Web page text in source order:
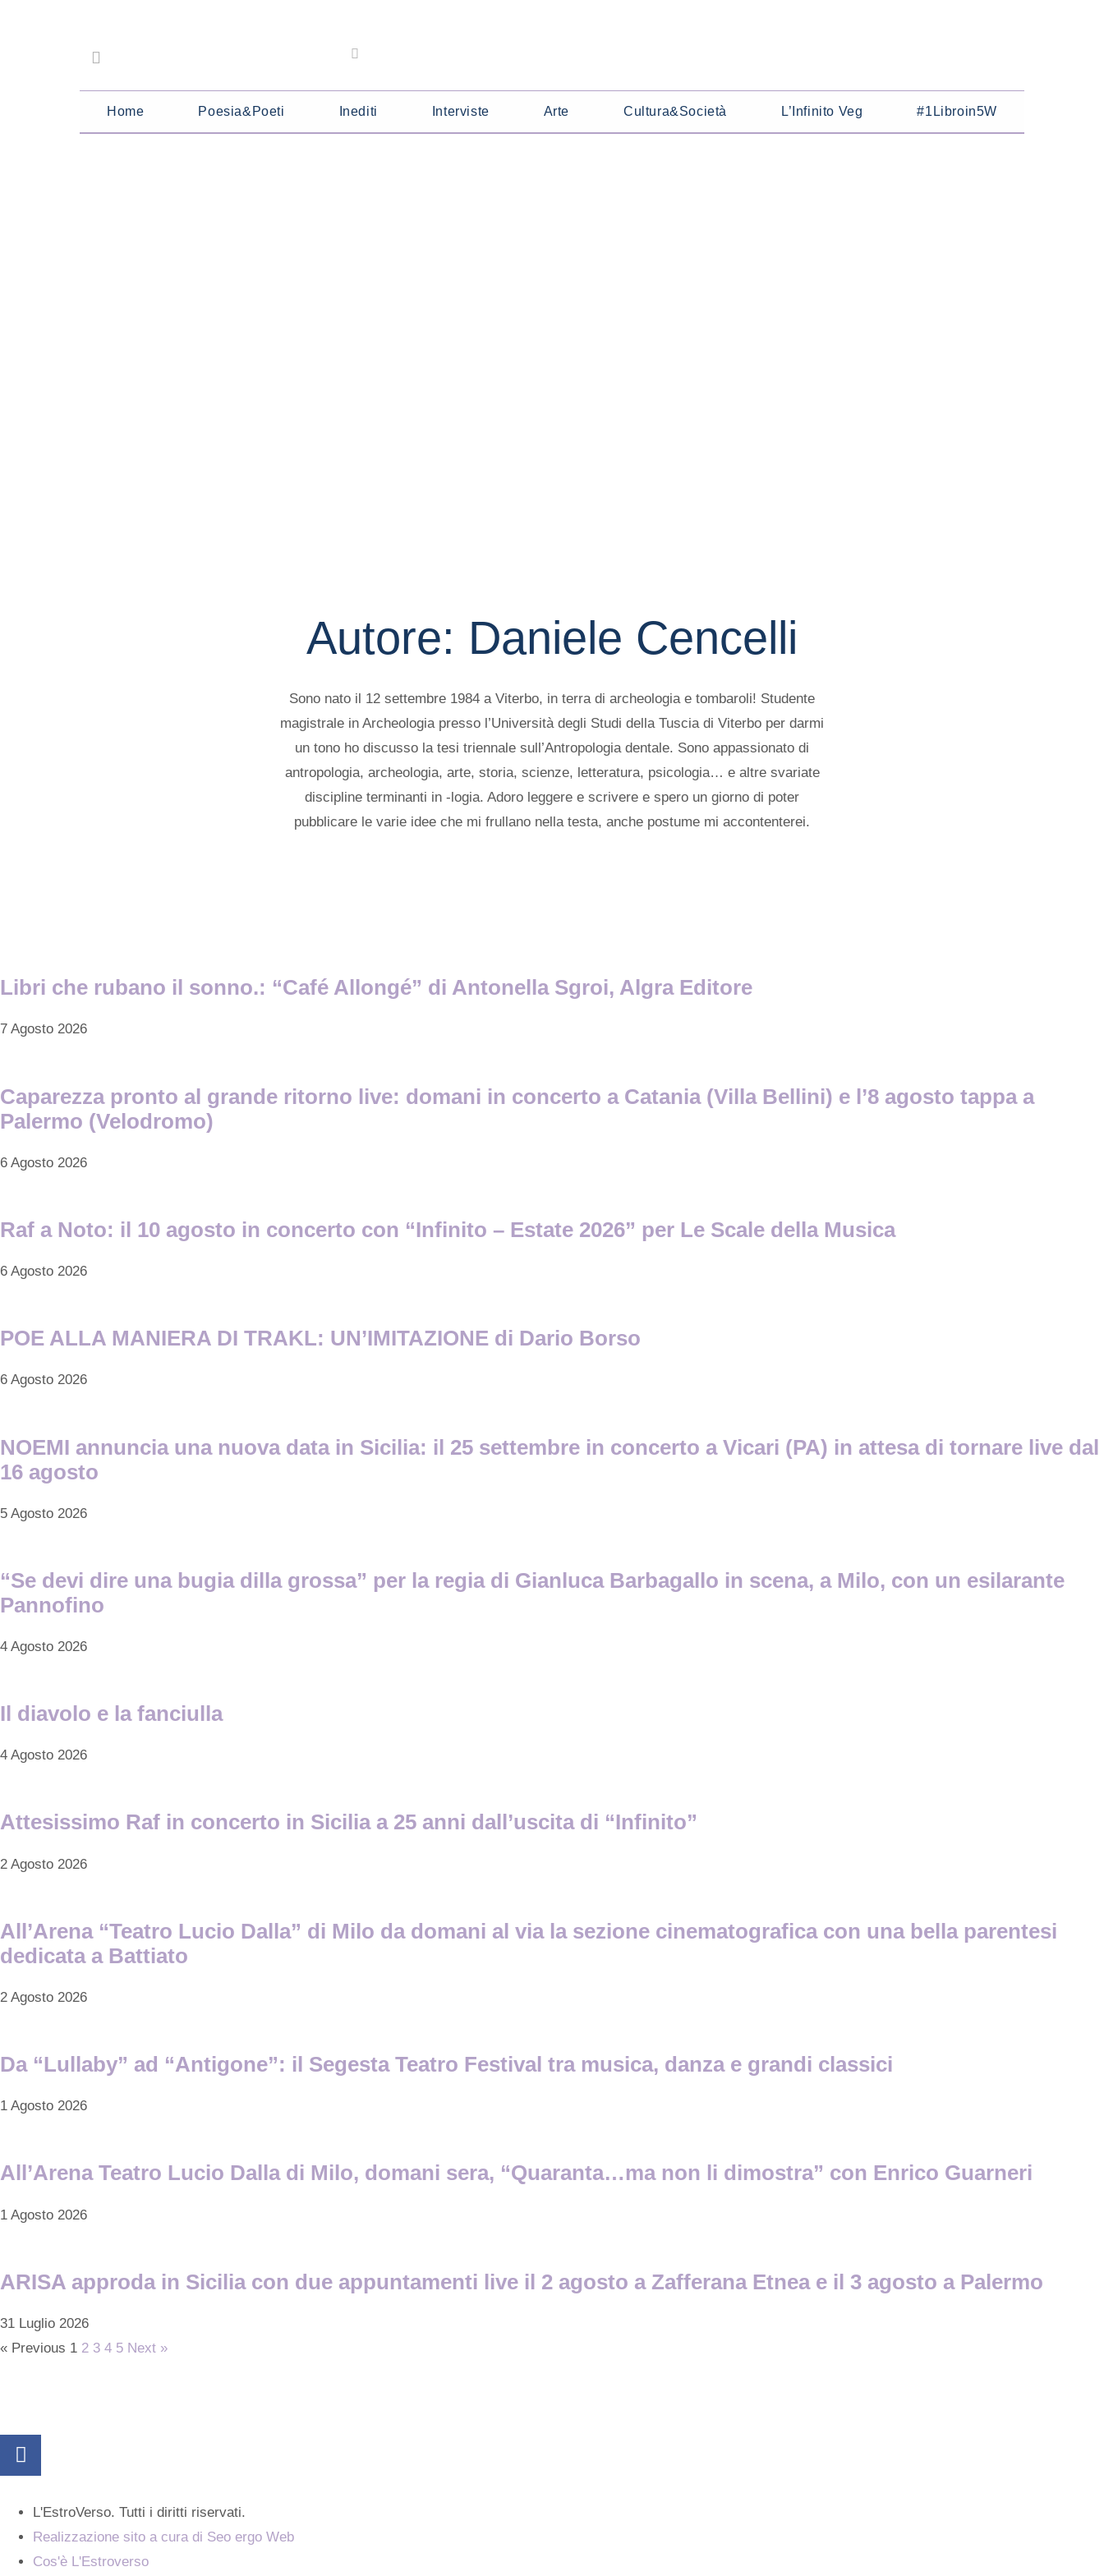
Home Poesia&Poeti Inediti Interviste Arte Cultura&Società L’Infinito Veg #1Libroin5W
Autore: Daniele Cencelli
Sono nato il 12 settembre 1984 a Viterbo, in terra di archeologia e tombaroli! Studente
magistrale in Archeologia presso l’Università degli Studi della Tuscia di Viterbo per darmi
un tono ho discusso la tesi triennale sull’Antropologia dentale. Sono appassionato di
antropologia, archeologia, arte, storia, scienze, letteratura, psicologia… e altre svariate
discipline terminanti in -logia. Adoro leggere e scrivere e spero un giorno di poter
pubblicare le varie idee che mi frullano nella testa, anche postume mi accontenterei.
Libri che rubano il sonno.: “Café Allongé” di Antonella Sgroi, Algra Editore
7 Agosto 2026
Caparezza pronto al grande ritorno live: domani in concerto a Catania (Villa Bellini) e l’8 agosto tappa a
Palermo (Velodromo)
6 Agosto 2026
Raf a Noto: il 10 agosto in concerto con “Infinito – Estate 2026” per Le Scale della Musica
6 Agosto 2026
POE ALLA MANIERA DI TRAKL: UN’IMITAZIONE di Dario Borso
6 Agosto 2026
NOEMI annuncia una nuova data in Sicilia: il 25 settembre in concerto a Vicari (PA) in attesa di tornare live dal
16 agosto
5 Agosto 2026
“Se devi dire una bugia dilla grossa” per la regia di Gianluca Barbagallo in scena, a Milo, con un esilarante
Pannofino
4 Agosto 2026
Il diavolo e la fanciulla
4 Agosto 2026
Attesissimo Raf in concerto in Sicilia a 25 anni dall’uscita di “Infinito”
2 Agosto 2026
All’Arena “Teatro Lucio Dalla” di Milo da domani al via la sezione cinematografica con una bella parentesi
dedicata a Battiato
2 Agosto 2026
Da “Lullaby” ad “Antigone”: il Segesta Teatro Festival tra musica, danza e grandi classici
1 Agosto 2026
All’Arena Teatro Lucio Dalla di Milo, domani sera, “Quaranta…ma non li dimostra” con Enrico Guarneri
1 Agosto 2026
ARISA approda in Sicilia con due appuntamenti live il 2 agosto a Zafferana Etnea e il 3 agosto a Palermo
31 Luglio 2026
« Previous 1 2 3 4 5 Next »
L'EstroVerso. Tutti i diritti riservati.
Realizzazione sito a cura di Seo ergo Web
Cos'è L'Estroverso